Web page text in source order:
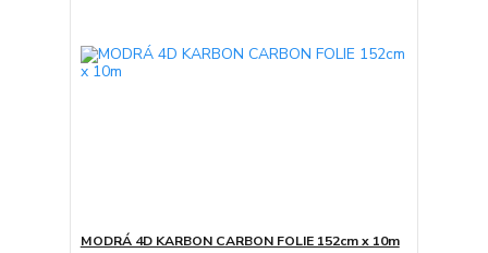
MODRÁ 4D KARBON CARBON FOLIE 152cm x 10m